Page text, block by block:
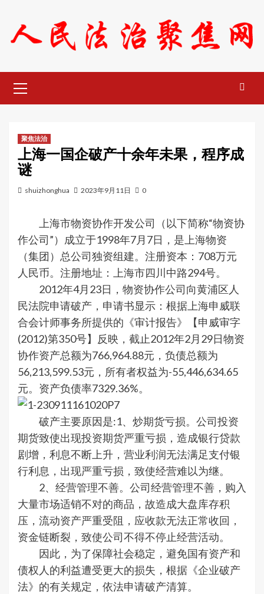
content
Menu
聚焦法治
上海一国企破产十余年未果，程序成
谜
shuizhonghua 2023年9月11日 0
上海市物资协作开发公司（以下简称“物资协
作公司”）成立于1998年7月7日，是上海物资
（集团）总公司独资组建。注册资本：708万元
人民币。注册地址：上海市四川中路294号。
2012年4月23日，物资协作公司向黄浦区人
民法院申请破产，申请书显示：根据上海申威联
合会计师事务所提供的《审计报告》【申威审字
(2012)第350号】反映，截止2012年2月29日物资
协作资产总额为766,964.88元，负债总额为
56,213,599.53元，所有者权益为-55,446,634.65
元。资产负债率7329.36%。
破产主要原因是:1、炒期货亏损。公司投资
期货致使出现投资期货严重亏损，造成银行贷款
剧增，利息不断上升，营业利润无法满足支付银
行利息，出现严重亏损，致使经营难以为继。
2、经营管理不善。公司经营管理不善，购入
大量市场适销不对的商品，故造成大盘库存积
压，流动资产严重受阻，应收款无法正常收回，
资金链断裂，致使公司不得不停止经营活动。
因此，为了保障社会稳定，避免国有资产和
债权人的利益遭受更大的损失，根据《企业破产
法》的有关规定，依法申请破产清算。